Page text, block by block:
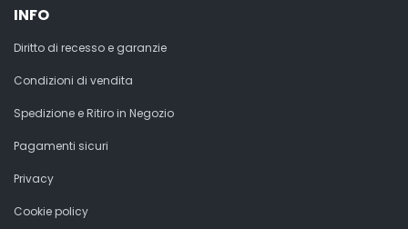
INFO
Diritto di recesso e garanzie
Condizioni di vendita
Spedizione e Ritiro in Negozio
Pagamenti sicuri
Privacy
Cookie policy